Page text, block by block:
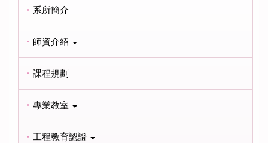
系所簡介
師資介紹
課程規劃
專業教室
工程教育認證